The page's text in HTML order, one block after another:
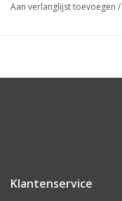
Aan verlanglijst toevoegen /
Klantenservice